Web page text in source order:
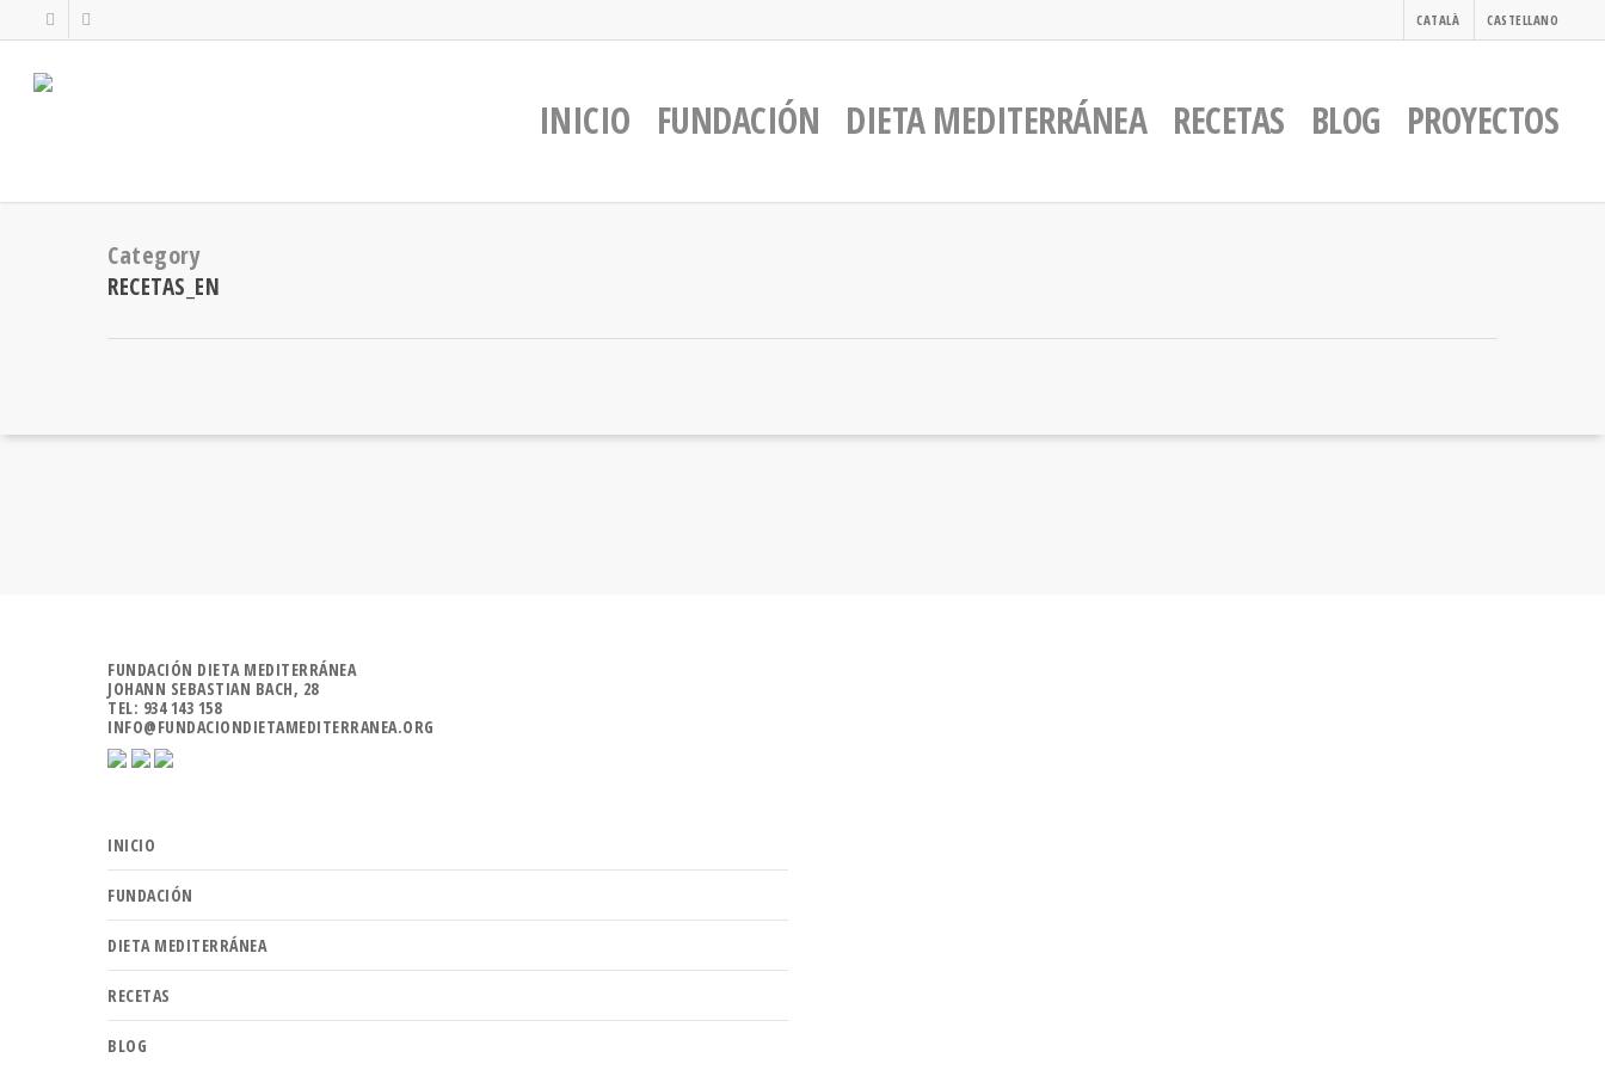
CATALÀ CASTELLANO
INICIO FUNDACIÓN DIETA MEDITERRÁNEA RECETAS BLOG PROYECTOS
Category
RECETAS_EN
FUNDACIÓN DIETA MEDITERRÁNEA
JOHANN SEBASTIAN BACH, 28
TEL: 934 143 158
INFO@FUNDACIONDIETAMEDITERRANEA.ORG
INICIO
FUNDACIÓN
DIETA MEDITERRÁNEA
RECETAS
BLOG